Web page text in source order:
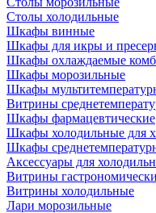
Столы холодильные
Шкафы винные
Шкафы для икры и
Шкафы охлаждаемые
Шкафы морозильные
Шкафы
Витрины
Шкафы фармацевтические
Шкафы холодильные для
Шкафы
Аксессуары для
Витрины
Витрины холодильные
Лари морозильные